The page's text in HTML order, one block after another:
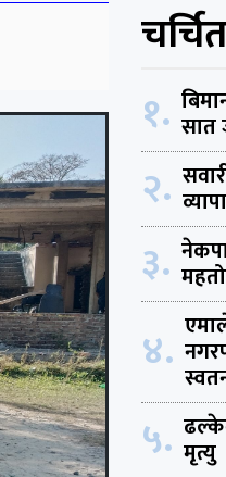
१. सात
२.
३.
४.
५. मृत्यु